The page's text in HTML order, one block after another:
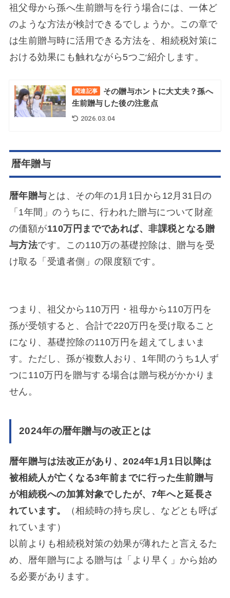
祖父母から孫へ生前贈与を行う場合には、一体ど
のような方法が検討できるでしょうか。この章で
は生前贈与時に活用できる方法を、相続税対策に
おける効果にも触れながら5つご紹介します。
関連記事
その贈与ホントに大丈夫？孫へ
生前贈与した後の注意点
2026.03.04
暦年贈与
暦年贈与 とは、その年の1月1日から12月31日の
「1年間」のうちに、行われた贈与について財産
の価額が110万円までであれば、非課税となる贈
与方法です。この110万の基礎控除は、贈与を受
け取る「受遺者側」の限度額です。
つまり、祖父から110万円・祖母から110万円を
孫が受領すると、合計で220万円を受け取ること
になり、基礎控除の110万円を超えてしまいま
す。ただし、孫が複数人おり、1年間のうち1人ず
つに110万円を贈与する場合は贈与税がかかりま
せん。
2024年の暦年贈与の改正とは
暦年贈与は法改正があり、2024年1月1日以降は
被相続人が亡くなる3年前までに行った生前贈与
が相続税への加算対象でしたが、7年へと延長さ
れています。
（相続時の持ち戻し、などとも呼ば
れています）
以前よりも相続税対策の効果が薄れたと言えるた
め、暦年贈与による贈与は「より早く」から始め
る必要があります。